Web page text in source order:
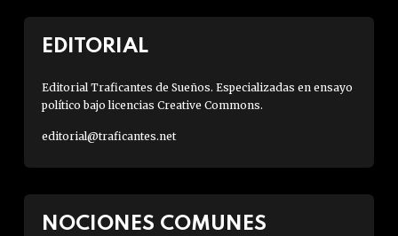
EDITORIAL
Editorial Traficantes de Sueños. Especializadas en ensayo
político bajo licencias Creative Commons.
editorial@traficantes.net
NOCIONES COMUNES